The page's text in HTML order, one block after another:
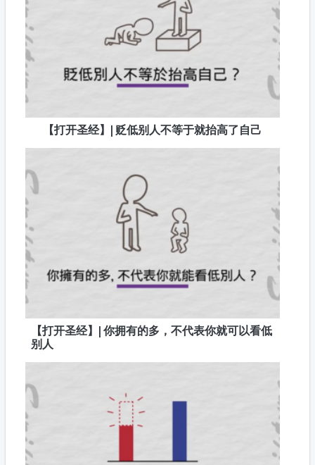
【打开圣经】| 贬低别人不等于就抬高了自己
【打开圣经】| 你拥有的多，不代表你就可以看低
别人